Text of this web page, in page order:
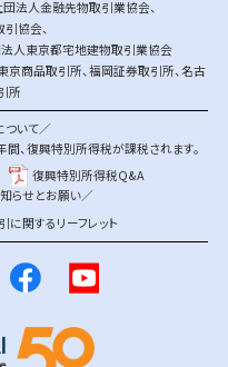
団法人金融先物取引業協会、
引協会、
人東京都宅地建物取引業協会
京商品取引所、福岡証券取引所、名古
所
いて／
、復興特別所得税が課税されます。
復興特別所得税Q&A
らせとお願い／
関するリーフレット